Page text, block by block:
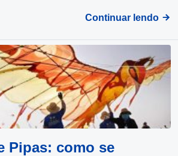
Continuar lendo
Pipas: como se